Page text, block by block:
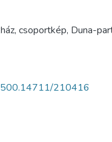
csoportkép, Duna-
210416